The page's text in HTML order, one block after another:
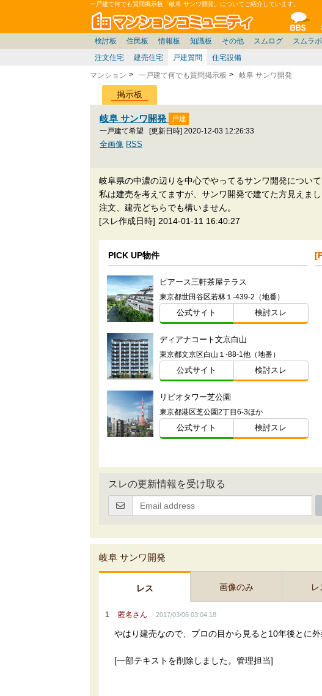
一戸建て何でも質問掲示板「岐阜 サンワ開発」についてご紹介しています。
マンションコミュ
検討板
東京23区 東京市部 神奈川/横浜 千葉 埼玉 茨城 札幌
住民板
東京 神奈川 埼玉/千葉/関東 札幌/東北/北陸/信越 名古屋/東海
情報板
価格表 スムログ出張所 暮らしやすさ評価 見学記
知識板
住宅ローン デベ/ゼネコン マンション雑談 マンション質問
その他
雑談 賃貸 移住相談 リゾート 広告 バトル 家具 ニュ
スムログ
お便り返し 座談会/対談 ブロガーの本音 マンション管理 ノ
スムラボ
関東 中部 近畿 北海道 東北 中国 九州 その他
東京都 神奈川県 千葉県 埼玉県 愛知県 大阪府 兵庫県
注文住宅
建売住宅 戸建質問 住宅設備
マンション 一戸建て何でも質問掲示板 岐阜 サンワ開発
掲示板
岐阜 サンワ開発
一戸建て希望 [更新日時] 2020-12-03 12:26:33
全画像 RSS
岐阜県の中濃の辺りを中心でやってるサンワ開発について
私は建売を考えてますが、サンワ開発で建てた方見えまし
注文、建売どちらでも構いません。
[スレ作成日時] 2014-01-11 16:40:27
PICK UP物件
ピアース三軒茶屋テラス
東京都世田谷区若林１-439-2（地番）
公式サイト 検討スレ
ディアナコート文京白山
東京都文京区白山１-88-1他（地番）
公式サイト 検討スレ
リビオタワー芝公園
東京都港区芝公園2丁目6-3ほか
公式サイト 検討スレ
スレの更新情報を受け取る
岐阜 サンワ開発
レス 画像のみ レ
1 匿名さん 2017/03/06 03:04:18
やはり建売なので、プロの目から見ると10年後とに外
[一部テキストを削除しました。管理担当]